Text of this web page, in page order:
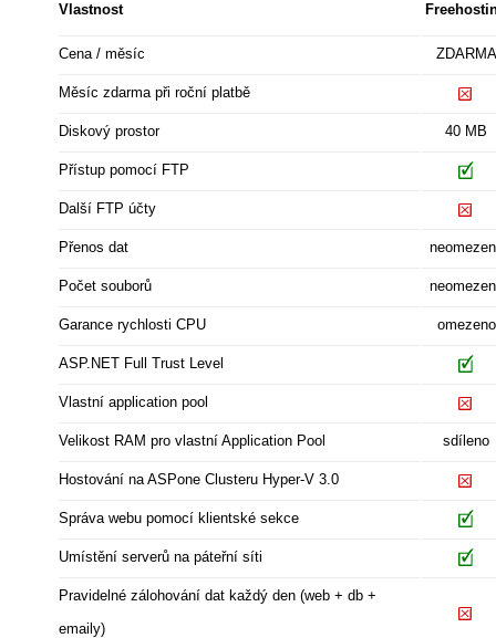
Vlastnost
Cena / měsíc ZDARMA
Měsíc zdarma při roční platbě
Diskový prostor 40 MB
Přístup pomocí FTP
Další FTP účty
Přenos dat
Počet souborů
Garance rychlosti CPU omezeno
ASP.NET Full Trust Level
Vlastní application pool
Velikost RAM pro vlastní Application Pool sdíleno
Hostování na ASPone Clusteru Hyper-V 3.0
Správa webu pomocí klientské sekce
Umístění serverů na páteřní síti
Pravidelné zálohování dat každý den (web + db +
emaily)